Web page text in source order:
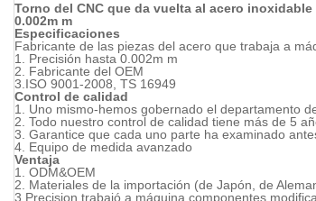
Torno del CNC que da vuelta al acero
0.002m m
Especificaciones
Fabricante de las piezas del acero que trabaja a
1. Precisión hasta 0.002m m
2. Fabricante del OEM
3.ISO 9001-2008, TS 16949
Control de calidad
1. Uno mismo-hemos gobernado el departamento
2. Todo nuestro control de calidad tiene más de 5
3. Garantice que cada uno parte ha examinado
4. Equipo de medida avanzado
Ventaja
1. ODM&OEM
2. Materiales de la importación (de Japón, de
3.Precision trabajó a máquina componentes